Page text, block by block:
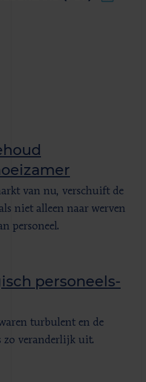
van nu, verschuift de
niet alleen naar werven
personeel.
personeels-
turbulent en de
zo veranderlijk uit.